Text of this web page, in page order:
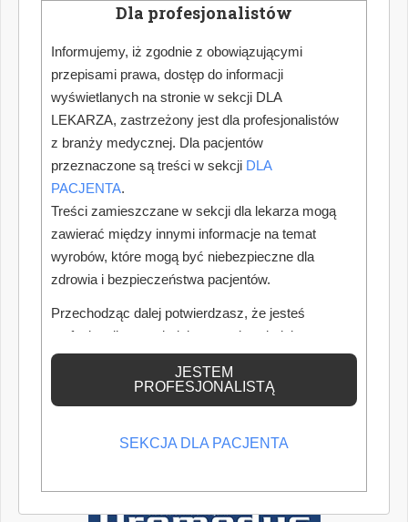
Dla profesjonalistów
Informujemy, iż zgodnie z obowiązującymi
przepisami prawa, dostęp do informacji
wyświetlanych na stronie w sekcji DLA
LEKARZA, zastrzeżony jest dla profesjonalistów
z branży medycznej. Dla pacjentów
przeznaczone są treści w sekcji DLA
PACJENTA.
Treści zamieszczane w sekcji dla lekarza mogą
zawierać między innymi informacje na temat
wyrobów, które mogą być niebezpieczne dla
zdrowia i bezpieczeństwa pacjentów.
Przechodząc dalej potwierdzasz, że jesteś
profesjonalistą posiadającym odpowiednią
wiedzę medyczną.
JESTEM
PROFESJONALISTĄ
SEKCJA DLA PACJENTA